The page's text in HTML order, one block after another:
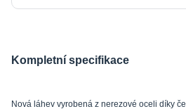
Kompletní specifikace
Nová láhev vyrobená z nerezové oceli díky